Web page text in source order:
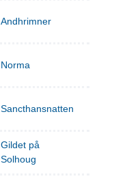
Andhrimner
Norma
Sancthansnatten
Gildet på
Solhoug